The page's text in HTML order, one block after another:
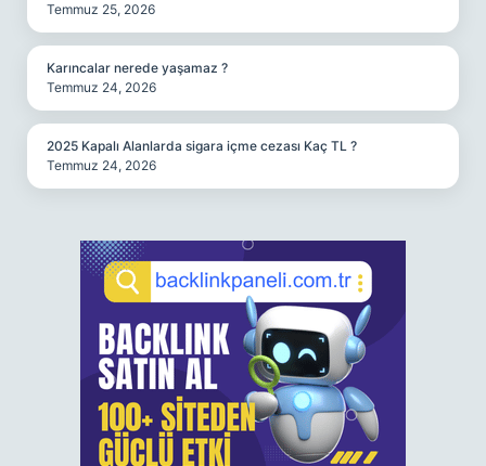
Temmuz 25, 2026
Karıncalar nerede yaşamaz ?
Temmuz 24, 2026
2025 Kapalı Alanlarda sigara içme cezası Kaç TL ?
Temmuz 24, 2026